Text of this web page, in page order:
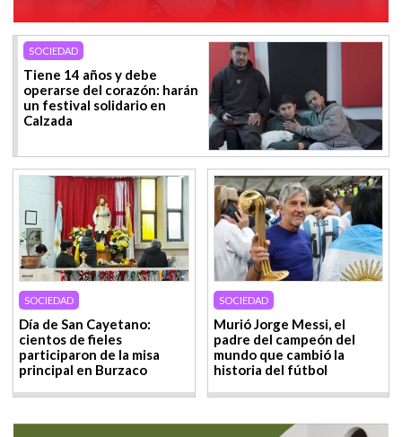
SOCIEDAD
Tiene 14 años y debe
operarse del corazón: harán
un festival solidario en
Calzada
SOCIEDAD
Día de San Cayetano:
cientos de fieles
participaron de la misa
principal en Burzaco
SOCIEDAD
Murió Jorge Messi, el
padre del campeón del
mundo que cambió la
historia del fútbol